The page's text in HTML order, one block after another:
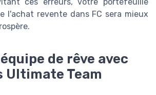
l'achat revente dans FC sera mieux
de rêve avec
Ultimate Team